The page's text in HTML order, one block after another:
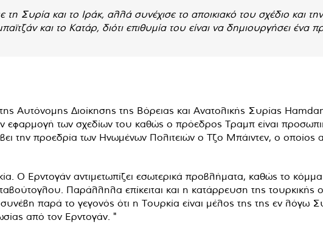
Συρία και το Ιράκ, αλλά συνέχισε το αποικιακό του σχέδιο και
και το Κατάρ, διότι επιθυμία του είναι να δημιουργήσει ένα
Αυτόνομης Διοίκησης της Βόρειας και Ανατολικής Συρίας
εφαρμογή των σχεδίων του καθώς ο πρόεδρος Τραμπ είναι
την προεδρία των Ηνωμένων Πολιτειών ο Τζο Μπάιντεν, ο οποίος
Ο Ερντογάν αντιμετωπίζει εσωτερικά προβλήματα, καθώς το
Παράλληλα επίκειται και η κατάρρευση της τουρκικής
παρά το γεγονός ότι η Τουρκία είναι μέλος της της εν λόγω
από τον Ερντογάν. "